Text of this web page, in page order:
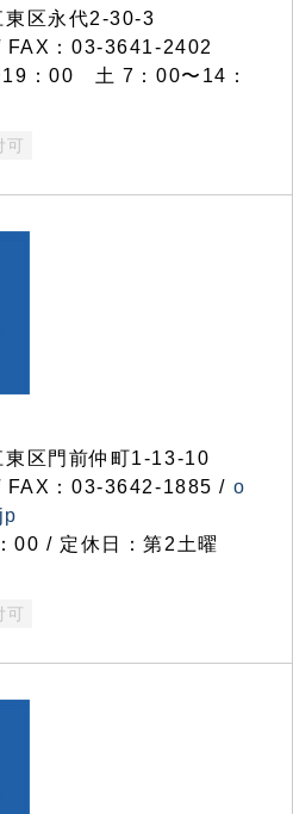
区永代2-30-3
：03-3641-2402
：00 土 7：00〜14：
可
区門前仲町1-13-10
：03-3642-1885 / o
00 / 定休日：第2土曜
可